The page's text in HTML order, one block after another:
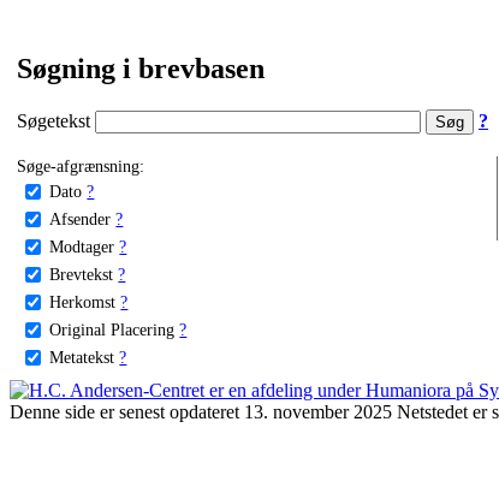
Søgning i brevbasen
Søgetekst ?
Søge-afgrænsning:
Dato ?
Afsender ?
Modtager ?
Brevtekst ?
Herkomst ?
Original Placering ?
Metatekst ?
Denne side er senest opdateret 13. november 2025 Netstedet er